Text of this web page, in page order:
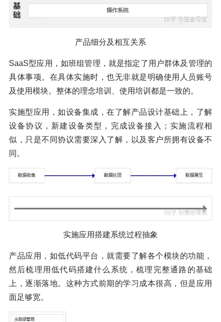
产品细分及相互关系
SaaS型应用，如班组管理，就是指定了用户群体及管理的
具体事项。在具体实施时，也无非就是明确使用人员账号
及使用模块。整体的理念培训、使用培训都是一致的。
实施型应用，如设备集成，在了解产品设计基础上，了解
设备协议，新建设备类型，完成设备接入；实施流程相
似，只是不同协议需要深入了解，以及客户所拥有设备不
同。
实施应用搭建系统过程抽象
产品应用，如低代码平台，就需要了解各个模块的功能，
然后梳理用低代码搭建什么系统，梳理完整通路的基础
上，逐渐落地。这种方式前期的学习成本很高，但是应用
面足够宽。